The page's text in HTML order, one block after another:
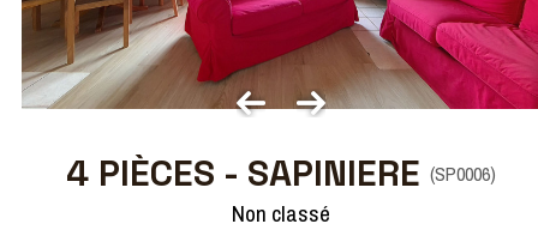
4 PIÈCES - SAPINIERE (SP0006)
Non classé